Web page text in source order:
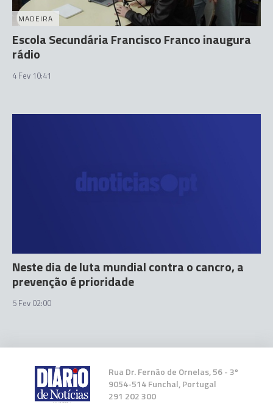
MADEIRA
Escola Secundária Francisco Franco inaugura
rádio
4 Fev 10:41
Neste dia de luta mundial contra o cancro, a
prevenção é prioridade
5 Fev 02:00
Rua Dr. Fernão de Ornelas, 56 - 3º
9054-514 Funchal, Portugal
291 202 300